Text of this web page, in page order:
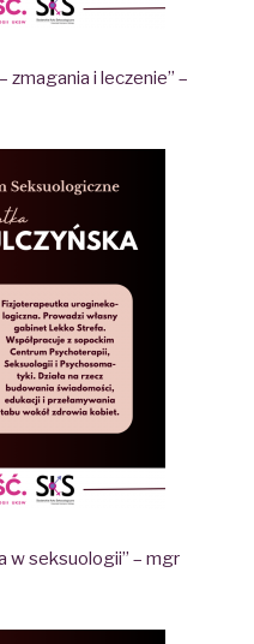
zmagania i leczenie” –
w seksuologii” – mgr